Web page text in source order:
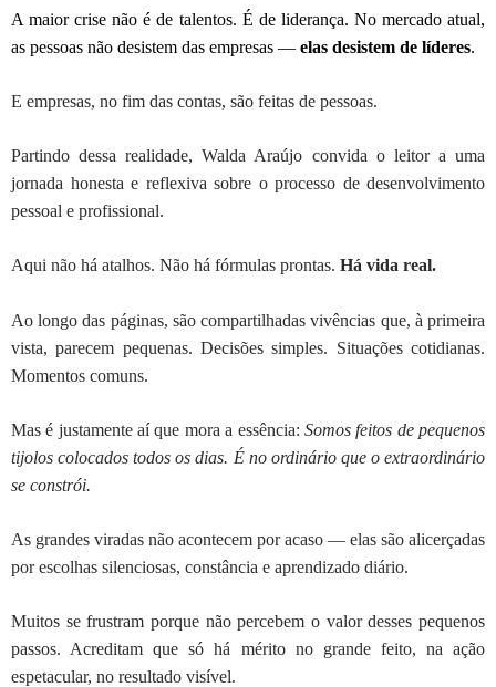
A maior crise não é de talentos. É de liderança. No mercado atual,
as pessoas não desistem das empresas — elas desistem de líderes.
E empresas, no fim das contas, são feitas de pessoas.
Partindo dessa realidade, Walda Araújo convida o leitor a uma
jornada honesta e reflexiva sobre o processo de desenvolvimento
pessoal e profissional.
Aqui não há atalhos. Não há fórmulas prontas. Há vida real.
Ao longo das páginas, são compartilhadas vivências que, à primeira
vista, parecem pequenas. Decisões simples. Situações cotidianas.
Momentos comuns.
Mas é justamente aí que mora a essência: Somos feitos de pequenos
tijolos colocados todos os dias. É no ordinário que o extraordinário
se constrói.
As grandes viradas não acontecem por acaso — elas são alicerçadas
por escolhas silenciosas, constância e aprendizado diário.
Muitos se frustram porque não percebem o valor desses pequenos
passos. Acreditam que só há mérito no grande feito, na ação
espetacular, no resultado visível.